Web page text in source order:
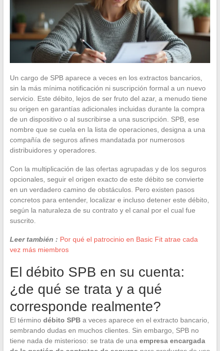
Un cargo de SPB aparece a veces en los extractos bancarios,
sin la más mínima notificación ni suscripción formal a un nuevo
servicio. Este débito, lejos de ser fruto del azar, a menudo tiene
su origen en garantías adicionales incluidas durante la compra
de un dispositivo o al suscribirse a una suscripción. SPB, ese
nombre que se cuela en la lista de operaciones, designa a una
compañía de seguros afines mandatada por numerosos
distribuidores y operadores.
Con la multiplicación de las ofertas agrupadas y de los seguros
opcionales, seguir el origen exacto de este débito se convierte
en un verdadero camino de obstáculos. Pero existen pasos
concretos para entender, localizar e incluso detener este débito,
según la naturaleza de su contrato y el canal por el cual fue
suscrito.
Leer también : Por qué el patrocinio en Basic Fit atrae cada
vez más miembros
El débito SPB en su cuenta:
¿de qué se trata y a qué
corresponde realmente?
El término débito SPBa veces aparece en el extracto bancario,
sembrando dudas en muchos clientes. Sin embargo, SPB no
tiene nada de misterioso: se trata de una empresa encargada